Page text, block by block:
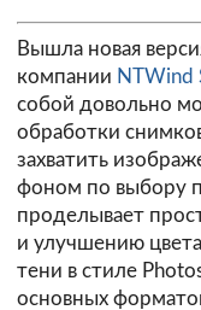
Вышла новая
компании NTWind
собой довольно
обработки
захватить
фоном по выбору
проделывает
и улучшению
тени в стиле
основных